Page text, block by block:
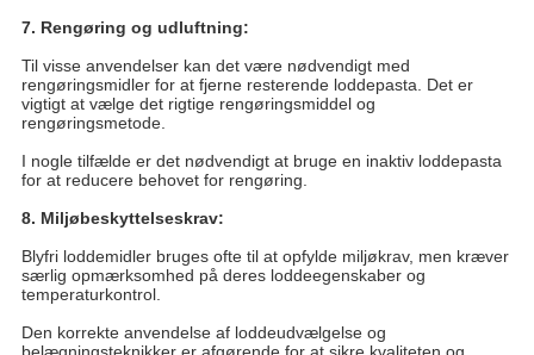
7. Rengøring og udluftning:
Til visse anvendelser kan det være nødvendigt med
rengøringsmidler for at fjerne resterende loddepasta. Det er
vigtigt at vælge det rigtige rengøringsmiddel og
rengøringsmetode.
I nogle tilfælde er det nødvendigt at bruge en inaktiv loddepasta
for at reducere behovet for rengøring.
8. Miljøbeskyttelseskrav:
Blyfri loddemidler bruges ofte til at opfylde miljøkrav, men kræver
særlig opmærksomhed på deres loddeegenskaber og
temperaturkontrol.
Den korrekte anvendelse af loddeudvælgelse og